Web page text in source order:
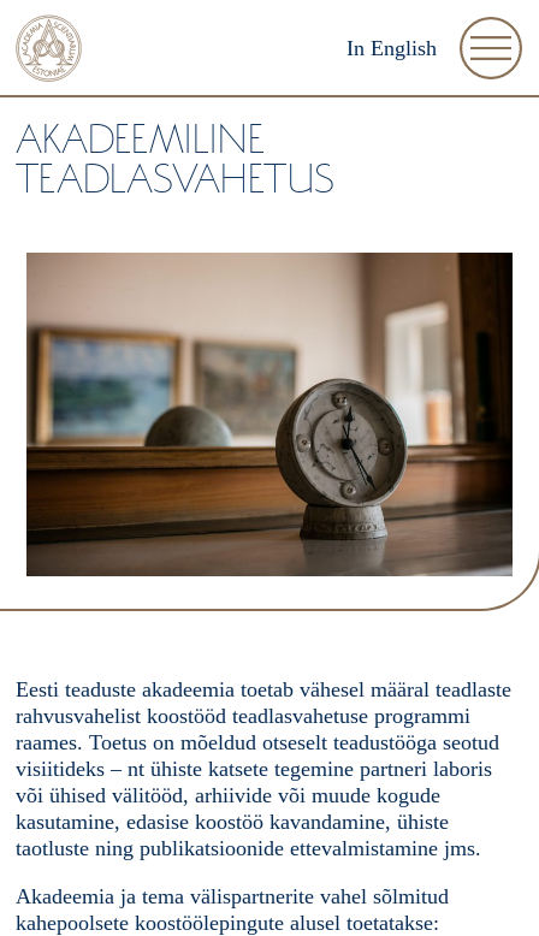
In English
AKADEEMILINE
TEADLASVAHETUS
Eesti teaduste akadeemia toetab vähesel määral teadlaste
rahvusvahelist koostööd teadlasvahetuse programmi
raames. Toetus on mõeldud otseselt teadustööga seotud
visiitideks – nt ühiste katsete tegemine partneri laboris
või ühised välitööd, arhiivide või muude kogude
kasutamine, edasise koostöö kavandamine, ühiste
taotluste ning publikatsioonide ettevalmistamine jms.
Akadeemia ja tema välispartnerite vahel sõlmitud
kahepoolsete koostöölepingute alusel toetatakse: